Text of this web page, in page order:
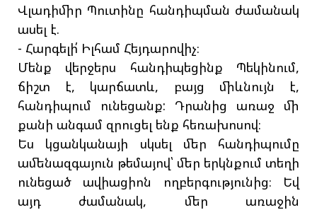
Վլադիմիր Պուտինը հանդիպման ժամանակ
ասել է.
- Հարգելի՛ Իլհամ Հեյդարովիչ։
Մենք վերջերս հանդիպեցինք Պեկինում,
ճիշտ է, կարճատև, բայց միևնույն է,
հանդիպում ունեցանք: Դրանից առաջ մի
քանի անգամ զրուցել ենք հեռախոսով։
Ես կցանկանայի սկսել մեր հանդիպումը
ամենազգայուն թեմայով՝ մեր երկնքում տեղի
ունեցած ավիացիոն ողբերգությունից։ Եվ
այդ ժամանակ, մեր առաջին